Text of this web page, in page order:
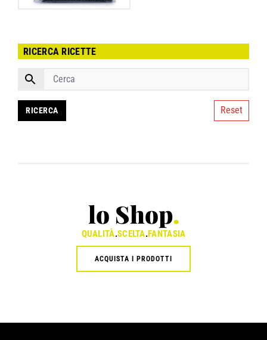
RICERCA RICETTE
Reset
lo Shop.
QUALITÀ.SCELTA.FANTASIA
ACQUISTA I PRODOTTI